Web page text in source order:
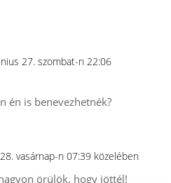
27. szombat-n 22:06
én is benevezhetnék?
vasárnap-n 07:39 közelében
örülök, hogy jöttél!